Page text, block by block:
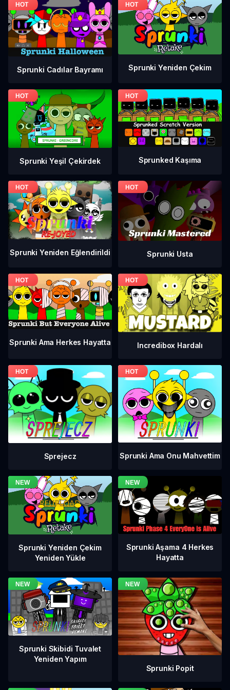
Sprunki Cadılar Bayramı Sprunki Yeniden Çekim
Sprunki Yeşil Çekirdek Sprunked Kaşıma
Sprunki Yeniden Eğlendirildi Sprunki Usta
Sprunki Ama Herkes Hayatta Incredibox Hardalı
Sprejecz Sprunki Ama Onu Mahvettim
Sprunki Yeniden Çekim
Yeniden Yükle
Sprunki Aşama 4 Herkes
Hayatta
Sprunki Skibidi Tuvalet
Yeniden Yapım
Sprunki Popit